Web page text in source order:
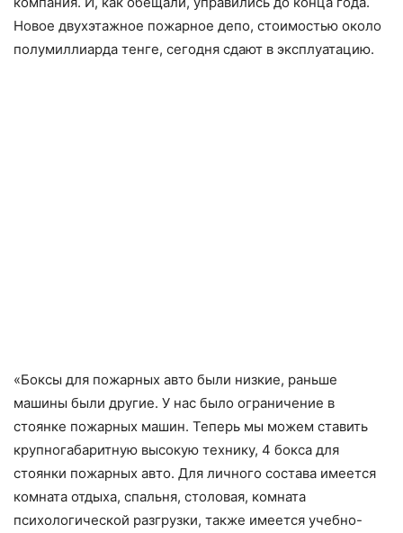
Новое двухэтажное пожарное депо, стоимостью около
полумиллиарда тенге, сегодня сдают в эксплуатацию.
«Боксы для пожарных авто были низкие, раньше
машины были другие. У нас было ограничение в
стоянке пожарных машин. Теперь мы можем ставить
крупногабаритную высокую технику, 4 бокса для
стоянки пожарных авто. Для личного состава имеется
комната отдыха, спальня, столовая, комната
психологической разгрузки, также имеется учебно-